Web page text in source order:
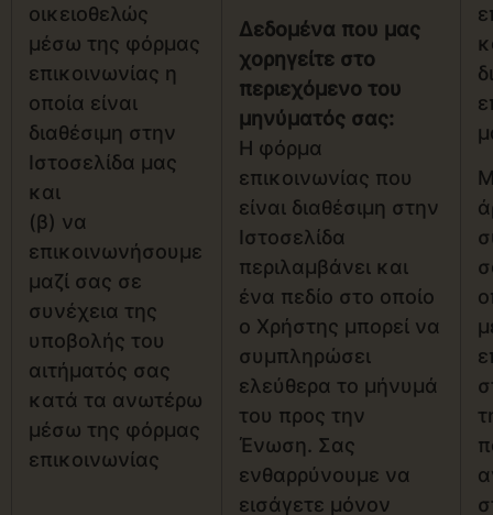
οικειοθελώς
μέσω της φόρμας
επικοινωνίας η
οποία είναι
διαθέσιμη στην
Ιστοσελίδα μας
και
(β) να
επικοινωνήσουμε
μαζί σας σε
συνέχεια της
υποβολής του
αιτήματός σας
κατά τα ανωτέρω
μέσω της φόρμας
επικοινωνίας
Δεδομένα που μας
χορηγείτε στο
περιεχόμενο του
μηνύματός σας:
Η φόρμα
επικοινωνίας που
είναι διαθέσιμη στην
Ιστοσελίδα
περιλαμβάνει και
ένα πεδίο στο οποίο
ο Χρήστης μπορεί να
συμπληρώσει
ελεύθερα το μήνυμά
του προς την
Ένωση. Σας
ενθαρρύνουμε να
εισάγετε μόνον